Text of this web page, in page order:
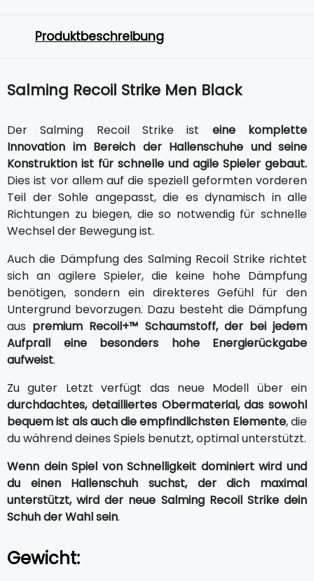
Produktbeschreibung
Salming Recoil Strike Men Black
Der Salming Recoil Strike ist eine komplette
Innovation im Bereich der Hallenschuhe und seine
Konstruktion ist für schnelle und agile Spieler gebaut.
Dies ist vor allem auf die speziell geformten vorderen
Teil der Sohle angepasst, die es dynamisch in alle
Richtungen zu biegen, die so notwendig für schnelle
Wechsel der Bewegung ist.
Auch die Dämpfung des Salming Recoil Strike richtet
sich an agilere Spieler, die keine hohe Dämpfung
benötigen, sondern ein direkteres Gefühl für den
Untergrund bevorzugen. Dazu besteht die Dämpfung
aus premium Recoil+™ Schaumstoff, der bei jedem
Aufprall eine besonders hohe Energierückgabe
aufweist.
Zu guter Letzt verfügt das neue Modell über ein
durchdachtes, detailliertes Obermaterial, das sowohl
bequem ist als auch die empfindlichsten Elemente, die
du während deines Spiels benutzt, optimal unterstützt.
Wenn dein Spiel von Schnelligkeit dominiert wird und
du einen Hallenschuh suchst, der dich maximal
unterstützt, wird der neue Salming Recoil Strike dein
Schuh der Wahl sein.
Gewicht: